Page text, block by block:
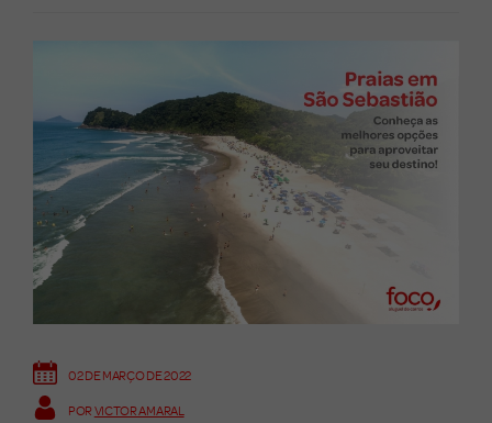
02 DE MARÇO DE 2022
PORVICTOR AMARAL